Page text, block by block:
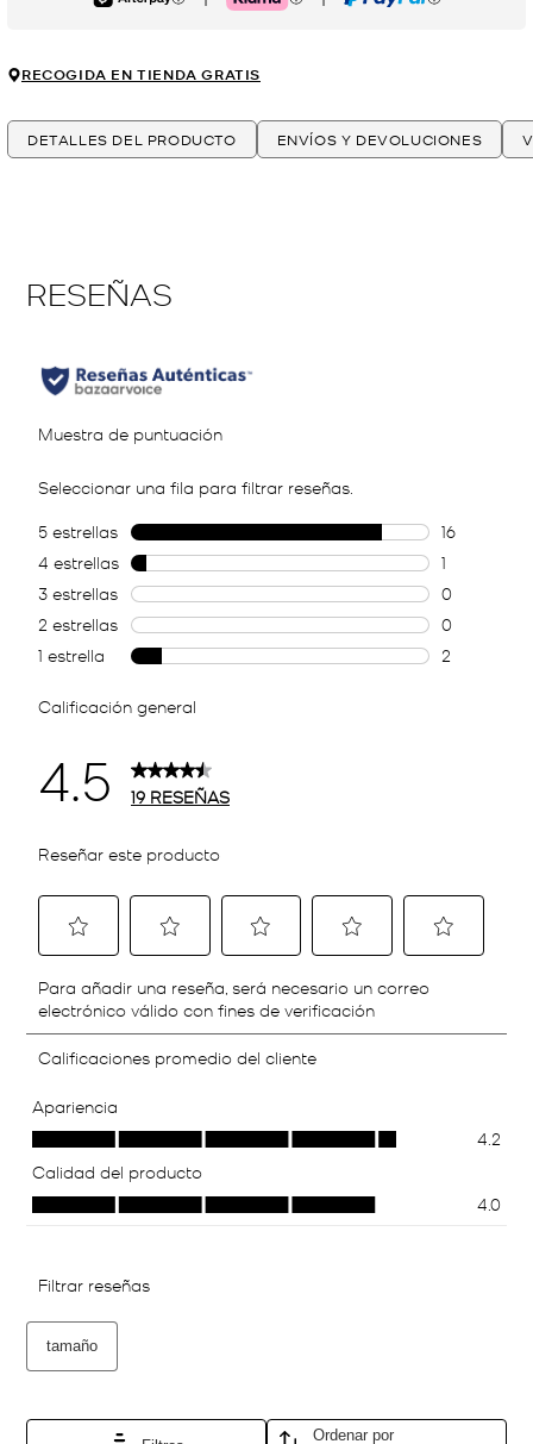
Afterpay Klarna PayPal
RECOGIDA EN TIENDA GRATIS
DETALLES DEL PRODUCTO ENVÍOS Y DEVOLUCIONES